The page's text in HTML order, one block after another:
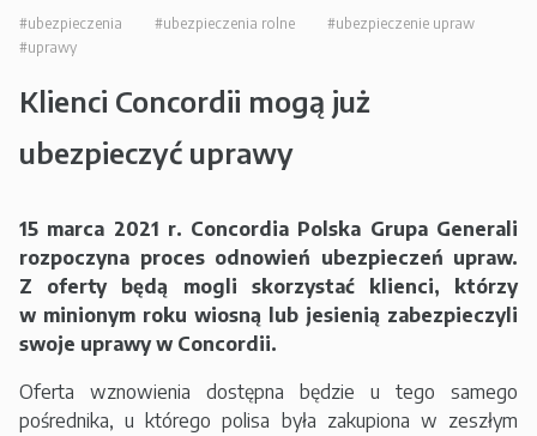
#ubezpieczenia #ubezpieczenia rolne
#ubezpieczenie upraw
#uprawy
Klienci Concordii mogą już
ubezpieczyć uprawy
15 marca 2021 r. Concordia Polska Grupa Generali
rozpoczyna proces odnowień ubezpieczeń upraw.
Z oferty będą mogli skorzystać klienci, którzy
w minionym roku wiosną lub jesienią zabezpieczyli
swoje uprawy w Concordii.
Oferta wznowienia dostępna będzie u tego samego
pośrednika, u którego polisa była zakupiona w zeszłym